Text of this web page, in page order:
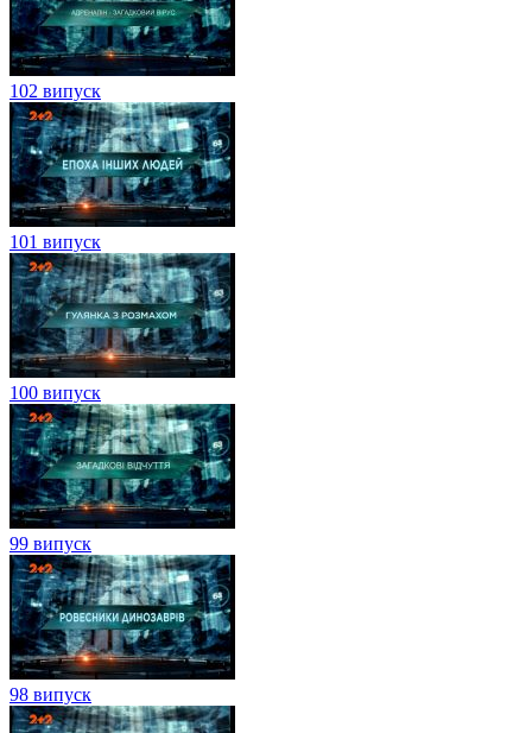
102 випуск
101 випуск
100 випуск
99 випуск
98 випуск